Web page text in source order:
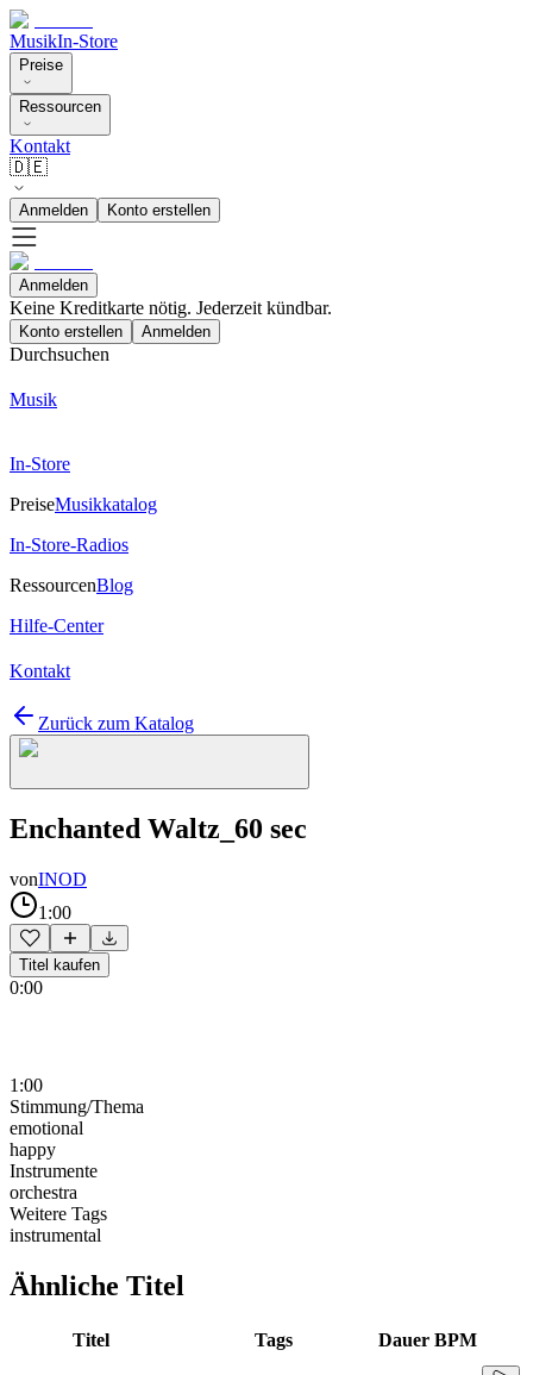
MusikIn-Store
Preise
Ressourcen
Kontakt
🇩🇪
Anmelden Konto erstellen
Anmelden
Keine Kreditkarte nötig. Jederzeit kündbar.
Konto erstellen Anmelden
Durchsuchen
Musik
In-Store
PreiseMusikkatalog
In-Store-Radios
RessourcenBlog
Hilfe-Center
Kontakt
Zurück zum Katalog
Enchanted Waltz_60 sec
vonINOD
1:00
Titel kaufen
0:00
1:00
Stimmung/Thema
emotional
happy
Instrumente
orchestra
Weitere Tags
instrumental
Ähnliche Titel
Titel Tags Dauer BPM